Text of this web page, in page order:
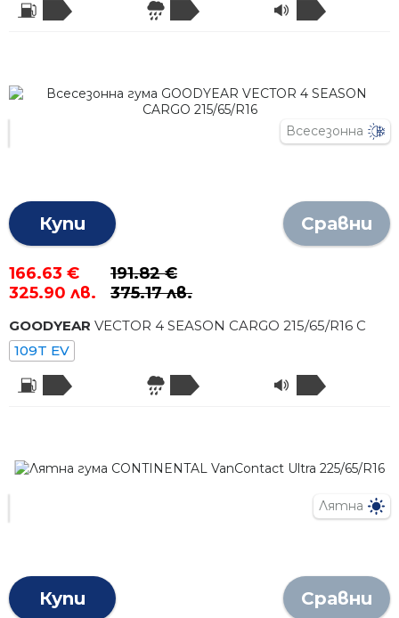
Всесезонна
Купи Сравни
166.63 €
325.90 лв.
191.82 €
375.17 лв.
GOODYEAR VECTOR 4 SEASON CARGO 215/65/R16 C
109T EV
Лятна
Купи Сравни